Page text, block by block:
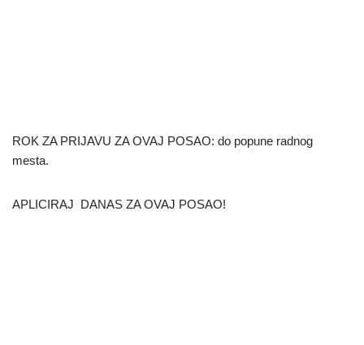
ROK ZA PRIJAVU ZA OVAJ POSAO: do popune radnog
mesta.
APLICIRAJ DANAS ZA OVAJ POSAO!